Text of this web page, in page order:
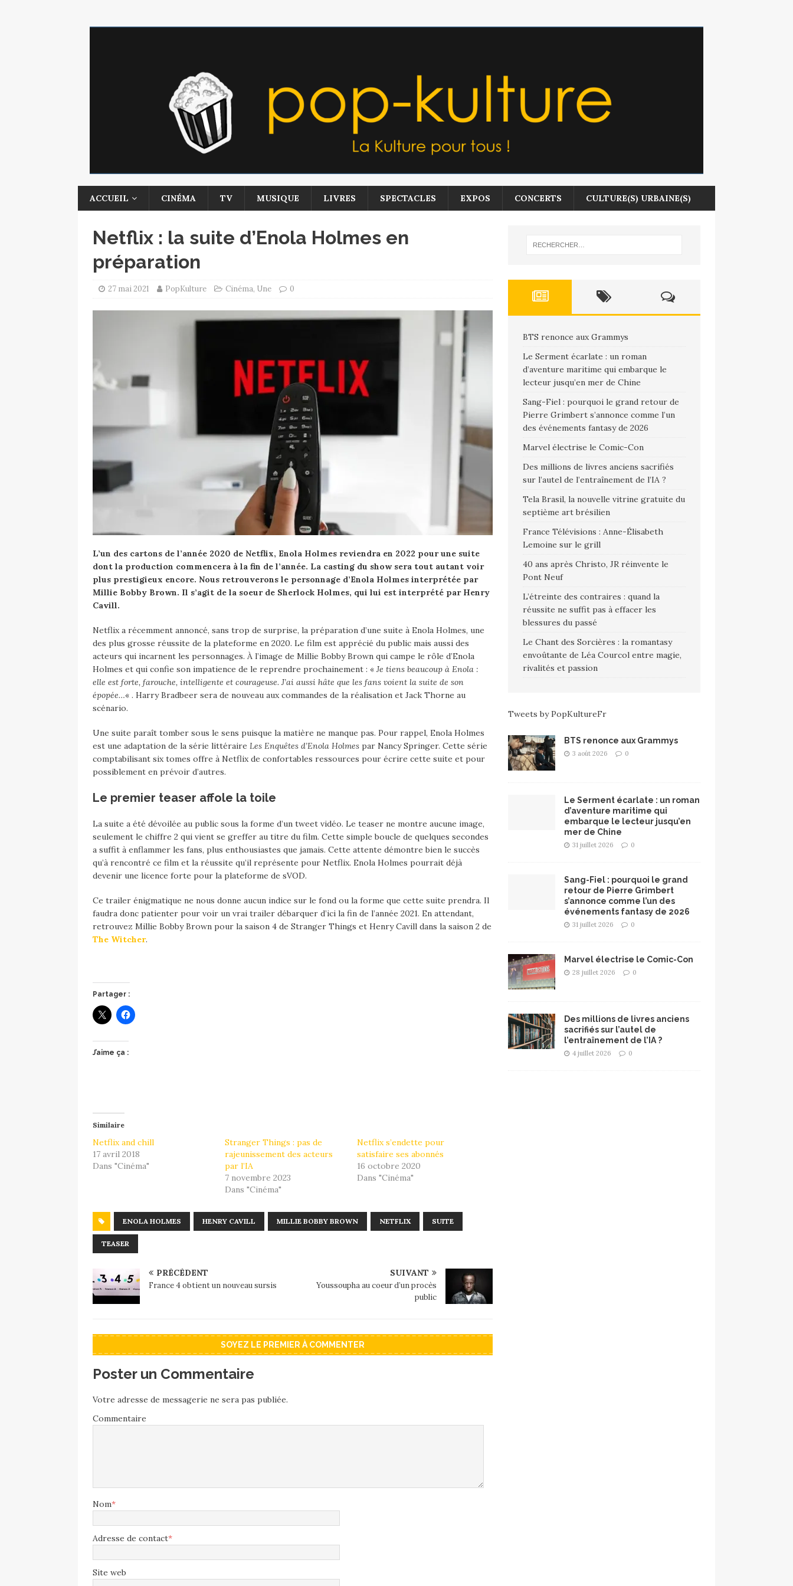
ACCUEIL CINÉMA TV MUSIQUE LIVRES SPECTACLES EXPOS CONCERTS CULTURE(S) URBAINE(S)
Netflix : la suite d’Enola Holmes en
préparation
27 mai 2021 PopKulture Cinéma, Une 0
L’un des cartons de l’année 2020 de Netflix, Enola Holmes reviendra en 2022 pour une suite
dont la production commencera à la fin de l’année. La casting du show sera tout autant voir
plus prestigieux encore. Nous retrouverons le personnage d’Enola Holmes interprétée par
Millie Bobby Brown. Il s’agit de la soeur de Sherlock Holmes, qui lui est interprété par Henry
Cavill.
Netflix a récemment annoncé, sans trop de surprise, la préparation d’une suite à Enola Holmes, une
des plus grosse réussite de la plateforme en 2020. Le film est apprécié du public mais aussi des
acteurs qui incarnent les personnages. À l’image de Millie Bobby Brown qui campe le rôle d’Enola
Holmes et qui confie son impatience de le reprendre prochainement : « Je tiens beaucoup à Enola :
elle est forte, farouche, intelligente et courageuse. J’ai aussi hâte que les fans voient la suite de son
épopée…« . Harry Bradbeer sera de nouveau aux commandes de la réalisation et Jack Thorne au
scénario.
Une suite paraît tomber sous le sens puisque la matière ne manque pas. Pour rappel, Enola Holmes
est une adaptation de la série littéraire Les Enquêtes d’Enola Holmes par Nancy Springer. Cette série
comptabilisant six tomes offre à Netflix de confortables ressources pour écrire cette suite et pour
possiblement en prévoir d’autres.
Le premier teaser affole la toile
La suite a été dévoilée au public sous la forme d’un tweet vidéo. Le teaser ne montre aucune image,
seulement le chiffre 2 qui vient se greffer au titre du film. Cette simple boucle de quelques secondes
a suffit à enflammer les fans, plus enthousiastes que jamais. Cette attente démontre bien le succès
qu’à rencontré ce film et la réussite qu’il représente pour Netflix. Enola Holmes pourrait déjà
devenir une licence forte pour la plateforme de sVOD.
Ce trailer énigmatique ne nous donne aucun indice sur le fond ou la forme que cette suite prendra. Il
faudra donc patienter pour voir un vrai trailer débarquer d’ici la fin de l’année 2021. En attendant,
retrouvez Millie Bobby Brown pour la saison 4 de Stranger Things et Henry Cavill dans la saison 2 de
The Witcher.
Partager :
J’aime ça :
Similaire
Netflix and chill
17 avril 2018
Dans "Cinéma"
Stranger Things : pas de
rajeunissement des acteurs
par l’IA
7 novembre 2023
Dans "Cinéma"
Netflix s’endette pour
satisfaire ses abonnés
16 octobre 2020
Dans "Cinéma"
ENOLA HOLMES HENRY CAVILL MILLIE BOBBY BROWN NETFLIX SUITE
TEASER
PRÉCÉDENT
France 4 obtient un nouveau sursis
SUIVANT
Youssoupha au coeur d’un procès
public
SOYEZ LE PREMIER À COMMENTER
Poster un Commentaire
Votre adresse de messagerie ne sera pas publiée.
Commentaire
Nom*
Adresse de contact*
Site web
BTS renonce aux Grammys
Le Serment écarlate : un roman
d’aventure maritime qui embarque le
lecteur jusqu’en mer de Chine
Sang-Fiel : pourquoi le grand retour de
Pierre Grimbert s’annonce comme l’un
des événements fantasy de 2026
Marvel électrise le Comic-Con
Des millions de livres anciens sacrifiés
sur l’autel de l’entraînement de l’IA ?
Tela Brasil, la nouvelle vitrine gratuite du
septième art brésilien
France Télévisions : Anne-Élisabeth
Lemoine sur le grill
40 ans après Christo, JR réinvente le
Pont Neuf
L’étreinte des contraires : quand la
réussite ne suffit pas à effacer les
blessures du passé
Le Chant des Sorcières : la romantasy
envoûtante de Léa Courcol entre magie,
rivalités et passion
Tweets by PopKultureFr
BTS renonce aux Grammys
3 août 2026 0
Le Serment écarlate : un roman
d’aventure maritime qui
embarque le lecteur jusqu’en
mer de Chine
31 juillet 2026 0
Sang-Fiel : pourquoi le grand
retour de Pierre Grimbert
s’annonce comme l’un des
événements fantasy de 2026
31 juillet 2026 0
Marvel électrise le Comic-Con
28 juillet 2026 0
Des millions de livres anciens
sacrifiés sur l’autel de
l’entraînement de l’IA ?
4 juillet 2026 0